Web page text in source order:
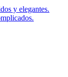
y elegantes.